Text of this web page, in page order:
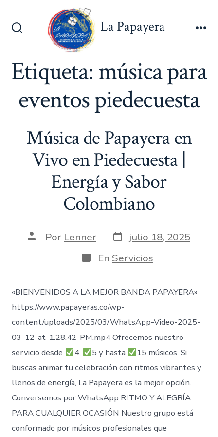
Alternar
La Papayera
Etiqueta:música para
eventos piedecuesta
Música de Papayera en
Vivo en Piedecuesta |
Energía y Sabor
Colombiano
AutorPor Lenner Fecha
de
publicación
julio 18, 2025
Categorías
En Servicios
«BIENVENIDOS A LA MEJOR BANDA PAPAYERA»
https://www.papayeras.co/wp-
content/uploads/2025/03/WhatsApp-Video-2025-
03-12-at-1.28.42-PM.mp4 Ofrecemos nuestro
servicio desde
4, 5 y hasta
15 músicos. Si
buscas animar tu celebración con ritmos vibrantes y
llenos de energía, La Papayera es la mejor opción.
Conversemos por WhatsApp RITMO Y ALEGRÍA
PARA CUALQUIER OCASIÓN Nuestro grupo está
conformado por músicos profesionales que